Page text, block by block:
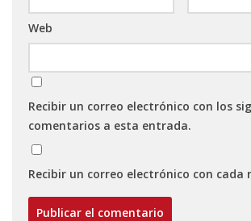
Web
Recibir un correo electrónico con los
comentarios a esta entrada.
Recibir un correo electrónico con cada